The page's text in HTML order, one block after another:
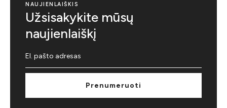
NAUJIENLAIŠKIS
Užsisakykite mūsų
naujienlaiškį
Prenumeruoti